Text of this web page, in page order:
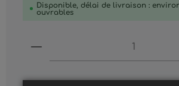
Disponible, délai de livraison :
ouvrables
Produkt Anzahl: Gib